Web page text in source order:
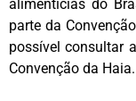
alimentícias do
parte da
possível consultar
Convenção da Haia.